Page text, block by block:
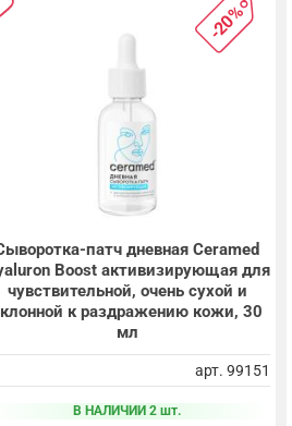
-20%
патч дневная Ceramed
Boost активизирующая для
чувствительной, очень сухой и
к раздражению кожи, 30
мл
арт. 99151
В НАЛИЧИИ 2 шт.